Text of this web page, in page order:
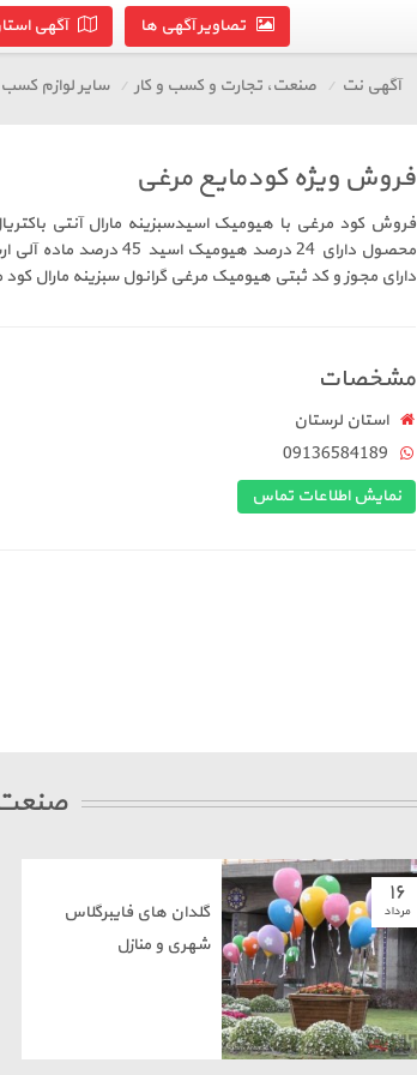
تصاویر آگهی ها آگهی
آگهی نت صنعت، تجارت و کسب و کار سایر لوازم کسب
فروش ویژه کودمایع مرغی
فروش کود مرغی با هیومیک اسیدسبزینه مارال آنتی
محصول دارای 24 درصد
دارای مجوز و کد ثبتی هیومیک مرغی گرانول سبزینه مارال
مشخصات
استان لرستان
09136584189
نمایش اطلاعات تماس
۱۶
مرداد
گلدان های فایبرگلاس
شهری و منازل